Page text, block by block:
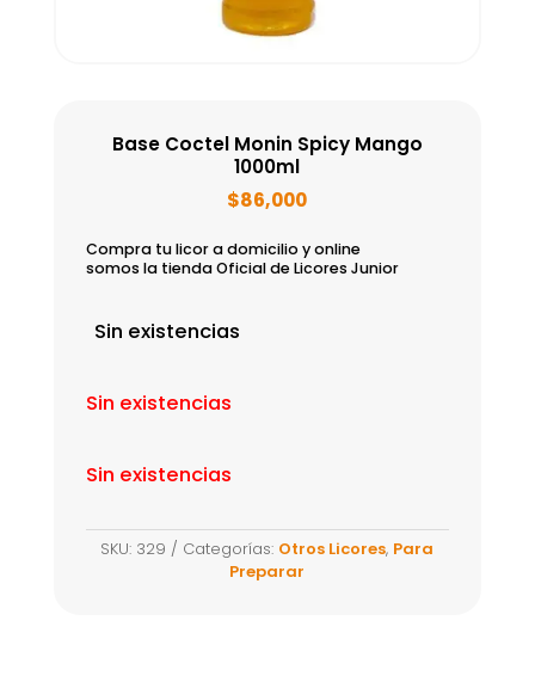
Base Coctel Monin Spicy Mango
1000ml
$86,000
Compra tu licor a domicilio y online
somos la tienda Oficial de Licores Junior
Sin existencias
Sin existencias
Sin existencias
SKU: 329 Categorías: Otros Licores, Para
Preparar